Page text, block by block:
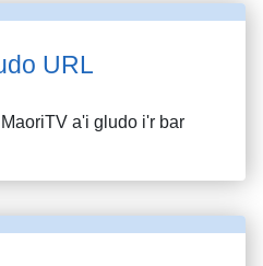
URL
MaoriTV a'i gludo i'r bar